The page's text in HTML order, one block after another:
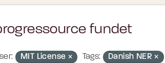
fundet
MIT License Tags: Danish NER